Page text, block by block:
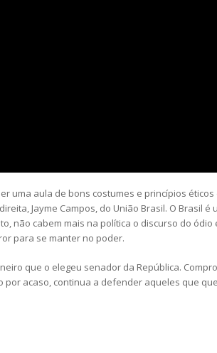
uma aula de bons costumes e princípios éticos
Jayme Campos, do União Brasil. O Brasil é
não cabem mais na política o discurso do ódio
para se manter no poder.
que o elegeu senador da República.
acaso, continua a defender aqueles que